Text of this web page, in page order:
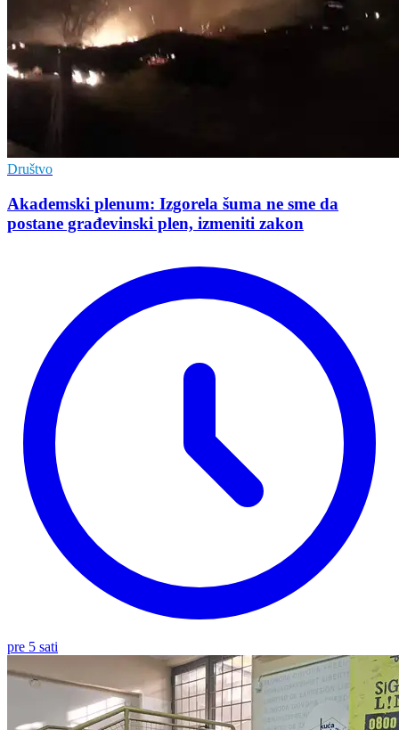
Društvo
Akademski plenum: Izgorela šuma ne sme da
postane građevinski plen, izmeniti zakon
pre 5 sati